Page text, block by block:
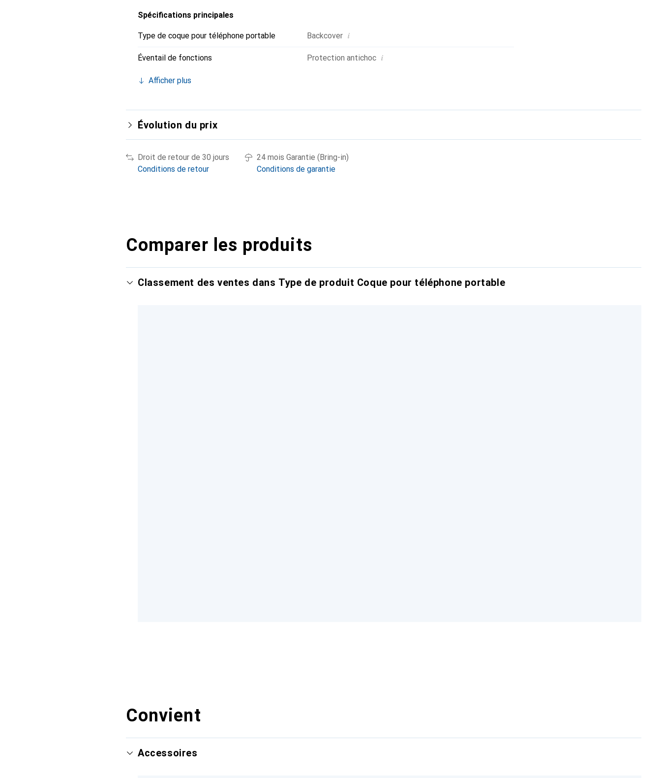
Spécifications principales
Type de coque pour téléphone portable Backcover i
Éventail de fonctions Protection antichoc i
Afficher plus
Évolution du prix
Droit de retour de 30 jours
Conditions de retour
24 mois Garantie (Bring-in)
Conditions de garantie
Comparer les produits
Classement des ventes dans Type de produit Coque pour téléphone portable
Convient
Accessoires